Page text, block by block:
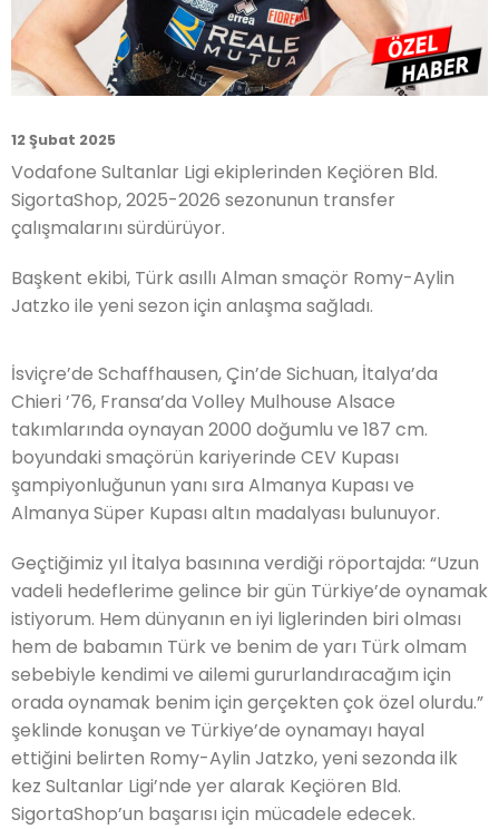
12 Şubat 2025
Vodafone Sultanlar Ligi ekiplerinden Keçiören Bld.
SigortaShop, 2025-2026 sezonunun transfer
çalışmalarını sürdürüyor.
Başkent ekibi, Türk asıllı Alman smaçör Romy-Aylin
Jatzko ile yeni sezon için anlaşma sağladı.
İsviçre’de Schaffhausen, Çin’de Sichuan, İtalya’da
Chieri ’76, Fransa’da Volley Mulhouse Alsace
takımlarında oynayan 2000 doğumlu ve 187 cm.
boyundaki smaçörün kariyerinde CEV Kupası
şampiyonluğunun yanı sıra Almanya Kupası ve
Almanya Süper Kupası altın madalyası bulunuyor.
Geçtiğimiz yıl İtalya basınına verdiği röportajda: “Uzun
vadeli hedeflerime gelince bir gün Türkiye’de oynamak
istiyorum. Hem dünyanın en iyi liglerinden biri olması
hem de babamın Türk ve benim de yarı Türk olmam
sebebiyle kendimi ve ailemi gururlandıracağım için
orada oynamak benim için gerçekten çok özel olurdu.”
şeklinde konuşan ve Türkiye’de oynamayı hayal
ettiğini belirten Romy-Aylin Jatzko, yeni sezonda ilk
kez Sultanlar Ligi’nde yer alarak Keçiören Bld.
SigortaShop’un başarısı için mücadele edecek.